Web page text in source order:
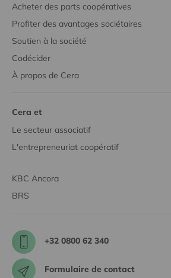
Acheter des parts coopératives
Profiter des avantages sociétaires
Soutien à la société
Codécider
À propos de Cera
Cera et
Le secteur associatif
L'entrepreneuriat coopératif
KBC Ancora
BRS
+32 0800 62 340
Formulaire de contact